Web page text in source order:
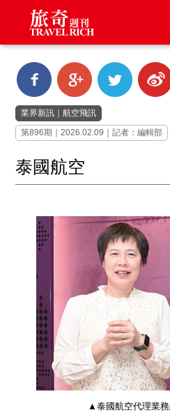
業界新訊 ｜航空飛訊
第896期｜2026.02.09｜記者：編輯部
泰國航空
▲泰國航空代理業務